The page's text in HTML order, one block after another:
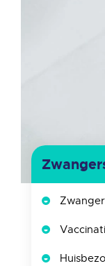
Zwanger